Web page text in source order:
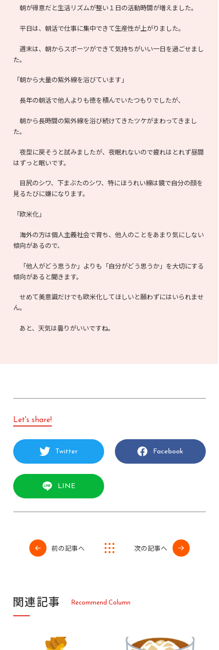
朝が得意だと生活リズムが整い１日の活動時間が増えました。
平日は、朝活で仕事に集中できて生産性が上がりました。
週末は、朝からスポーツができて気持ちがいい一日を過ごせまし
た。
「朝から大量の紫外線を浴びています」
長年の朝活で他人よりも徳を積んでいたつもりでしたが、
朝から長時間の紫外線を浴び続けてきたツケがまわってきまし
た。
夜型に戻そうと試みましたが、夜眠れないので疲れはとれず昼間
はずっと眠いです。
目尻のシワ、下まぶたのシワ、特にほうれい線は鏡で自分の顔を
見るたびに嫌になります。
「欧米化」
海外の方は個人主義社会で育ち、他人のことをあまり気にしない
傾向があるので、
「他人がどう思うか」よりも「自分がどう思うか」を大切にする
傾向があると聞きます。
せめて美意識だけでも欧米化してほしいと願わずにはいられませ
ん。
あと、天気は曇りがいいですね。
Let's share!
Twitter Facebook
LINE
前の記事へ 次の記事へ
関連記事 Recommend Co lumn